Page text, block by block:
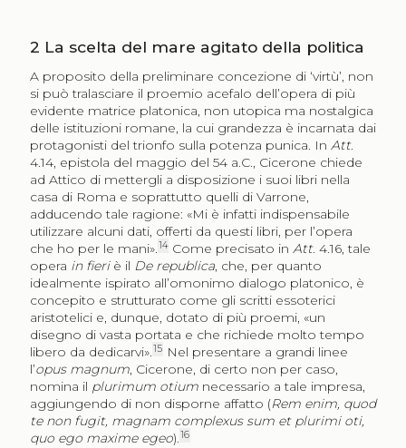
2 La scelta del mare agitato della politica
A proposito della preliminare concezione di ‘virtù’, non
si può tralasciare il proemio acefalo dell’opera di più
evidente matrice platonica, non utopica ma nostalgica
delle istituzioni romane, la cui grandezza è incarnata dai
protagonisti del trionfo sulla potenza punica. In Att.
4.14, epistola del maggio del 54 a.C., Cicerone chiede
ad Attico di mettergli a disposizione i suoi libri nella
casa di Roma e soprattutto quelli di Varrone,
adducendo tale ragione: «Mi è infatti indispensabile
utilizzare alcuni dati, offerti da questi libri, per l’opera
che ho per le mani».14Come precisato in Att. 4.16, tale
opera in fieri è il De republica, che, per quanto
idealmente ispirato all’omonimo dialogo platonico, è
concepito e strutturato come gli scritti essoterici
aristotelici e, dunque, dotato di più proemi, «un
disegno di vasta portata e che richiede molto tempo
libero da dedicarvi».15 Nel presentare a grandi linee
l’opus magnum, Cicerone, di certo non per caso,
nomina il plurimum otium necessario a tale impresa,
aggiungendo di non disporne affatto (Rem enim, quod
te non fugit, magnam complexus sum et plurimi oti,
quo ego maxime egeo).16